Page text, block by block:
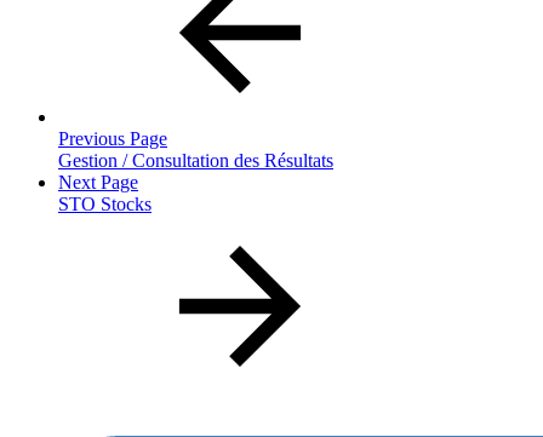
Previous Page
Gestion / Consultation des Résultats
Next Page
STO Stocks